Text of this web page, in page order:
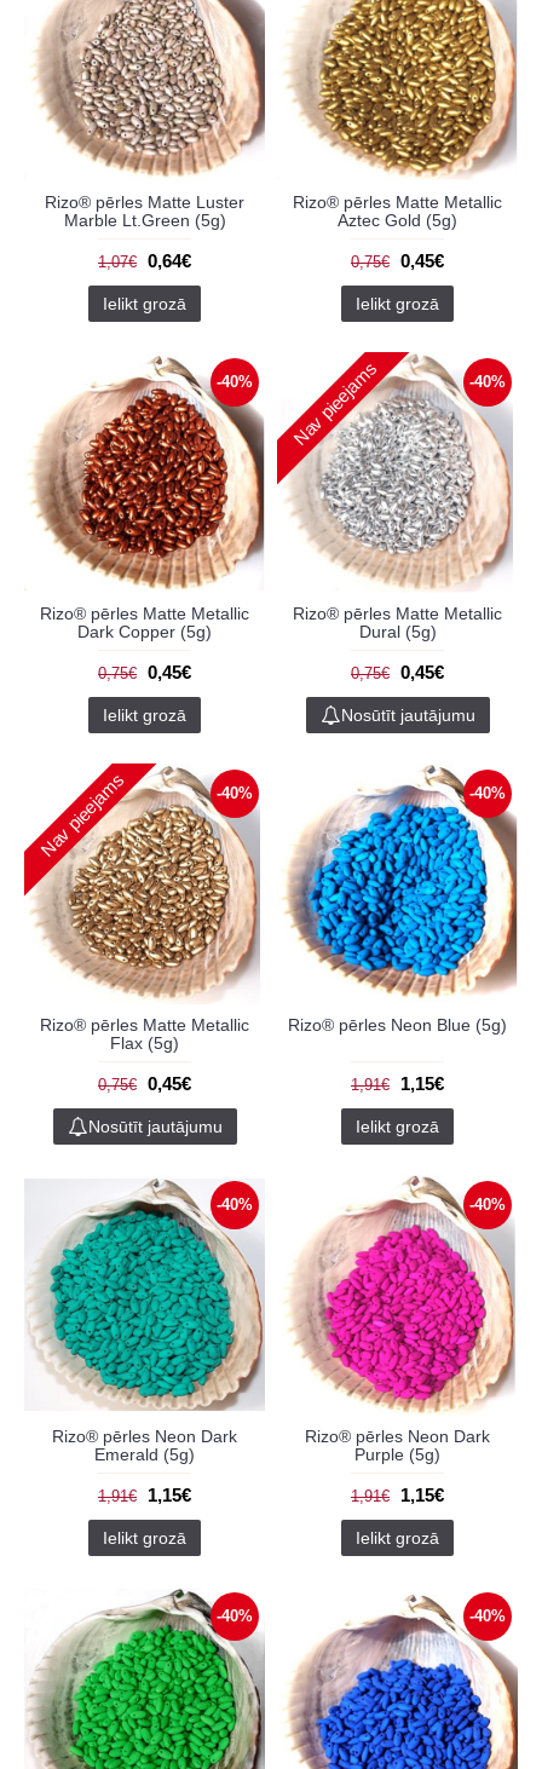
Rizo® pērles Matte Luster
Marble Lt.Green (5g)
1,07€ 0,64€
Ielikt grozā
Rizo® pērles Matte Metallic
Aztec Gold (5g)
0,75€ 0,45€
Ielikt grozā
-40%
Rizo® pērles Matte Metallic
Dark Copper (5g)
0,75€ 0,45€
Ielikt grozā
-40%
Nav pieejams
Rizo® pērles Matte Metallic
Dural (5g)
0,75€ 0,45€
Nosūtīt jautājumu
-40%
Nav pieejams
Rizo® pērles Matte Metallic
Flax (5g)
0,75€ 0,45€
Nosūtīt jautājumu
-40%
Rizo® pērles Neon Blue (5g)
1,91€ 1,15€
Ielikt grozā
-40%
Rizo® pērles Neon Dark
Emerald (5g)
1,91€ 1,15€
Ielikt grozā
-40%
Rizo® pērles Neon Dark
Purple (5g)
1,91€ 1,15€
Ielikt grozā
-40% -40%